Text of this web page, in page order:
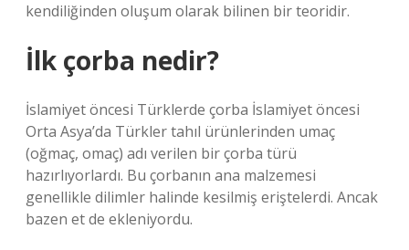
kendiliğinden oluşum olarak bilinen bir teoridir.
İlk çorba nedir?
İslamiyet öncesi Türklerde çorba İslamiyet öncesi
Orta Asya’da Türkler tahıl ürünlerinden umaç
(oğmaç, omaç) adı verilen bir çorba türü
hazırlıyorlardı. Bu çorbanın ana malzemesi
genellikle dilimler halinde kesilmiş eriştelerdi. Ancak
bazen et de ekleniyordu.